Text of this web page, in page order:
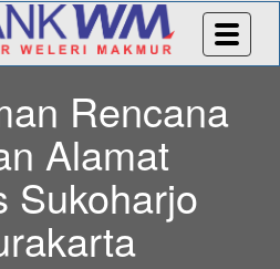
Rencana
Alamat
Sukoharjo